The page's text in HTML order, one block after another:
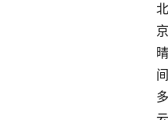
北
京
晴
间
多